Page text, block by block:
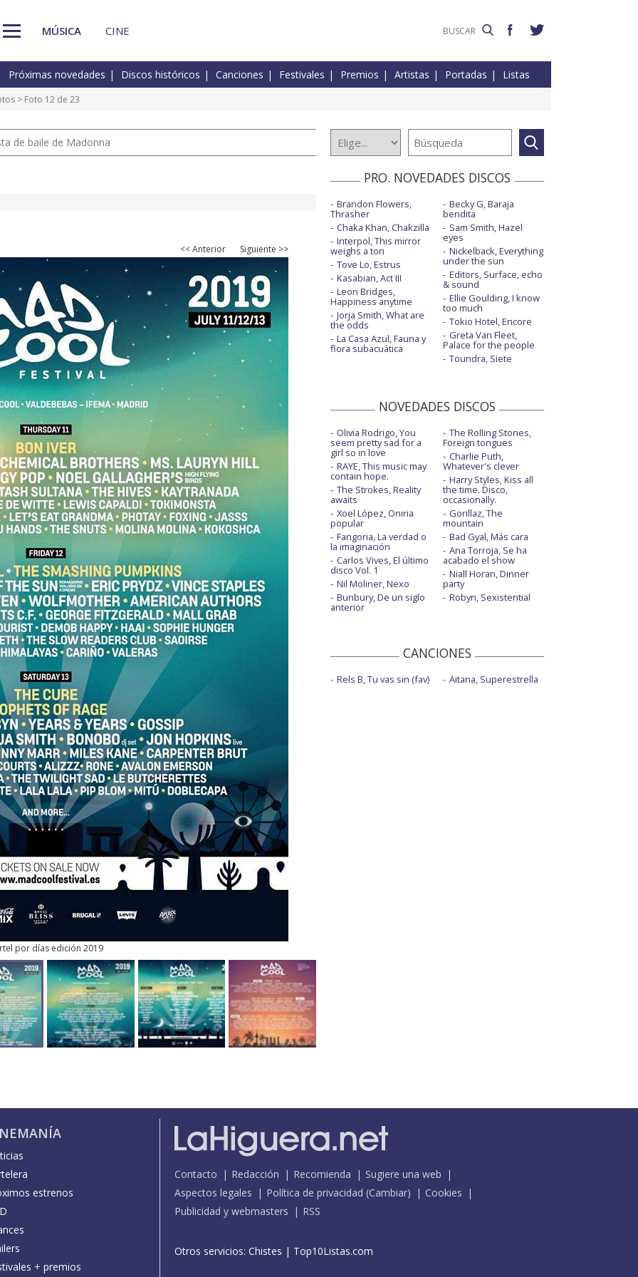
MÚSICA CINE
Próximas novedades Discos históricos Canciones Festivales Premios Artistas Portadas Listas
> Foto 12 de 23
de baile de Madonna
<< Anterior Siguiente >>
por días edición 2019
PRO. NOVEDADES DISCOS
Brandon Flowers,
Thrasher
Chaka Khan, Chakzilla
Interpol, This mirror
weighs a ton
Tove Lo, Estrus
Kasabian, Act III
Leon Bridges,
Happiness anytime
Jorja Smith, What are
the odds
La Casa Azul, Fauna y
flora subacuática
Becky G, Baraja
bendita
Sam Smith, Hazel
eyes
Nickelback, Everything
under the sun
Editors, Surface, echo
& sound
Ellie Goulding, I know
too much
Tokio Hotel, Encore
Greta Van Fleet,
Palace for the people
Toundra, Siete
NOVEDADES DISCOS
Olivia Rodrigo, You
seem pretty sad for a
girl so in love
RAYE, This music may
contain hope.
The Strokes, Reality
awaits
Xoel López, Oniria
popular
Fangoria, La verdad o
la imaginación
Carlos Vives, El último
disco Vol. 1
Nil Moliner, Nexo
Bunbury, De un siglo
anterior
The Rolling Stones,
Foreign tongues
Charlie Puth,
Whatever's clever
Harry Styles, Kiss all
the time. Disco,
occasionally.
Gorillaz, The
mountain
Bad Gyal, Más cara
Ana Torroja, Se ha
acabado el show
Niall Horan, Dinner
party
Robyn, Sexistential
CANCIONES
Rels B, Tu vas sin (fav) Aitana, Superestrella
estrenos
+ premios
Contacto Redacción Recomienda
Sugiere una web
Aspectos legales
Política de privacidad (Cambiar)
Cookies
Publicidad y webmasters
RSS
Otros servicios: Chistes | Top10Listas.com